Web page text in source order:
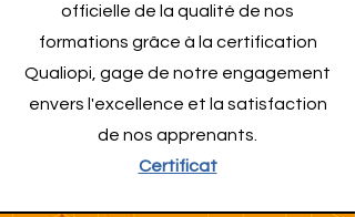
officielle de la qualité de nos
formations grâce à la certification
Qualiopi, gage de notre engagement
envers l'excellence et la satisfaction
de nos apprenants.
Certificat